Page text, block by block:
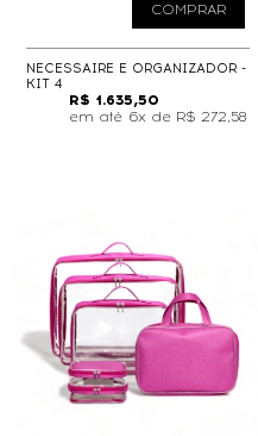
COMPRAR
NECESSAIRE E ORGANIZADOR -
KIT 4
R$ 1.635,50
6x de R$ 272,58